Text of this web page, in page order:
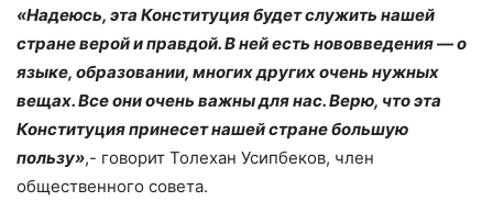
«Надеюсь, эта Конституция будет служить нашей
стране верой и правдой. В ней есть нововведения — о
языке, образовании, многих других очень нужных
вещах. Все они очень важны для нас. Верю, что эта
Конституция принесет нашей стране большую
пользу»,- говорит Толехан Усипбеков, член
общественного совета.